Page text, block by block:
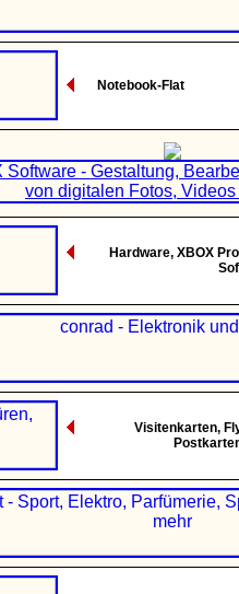
Notebook-Flat
Hardware, XBOX
Visitenkarten,